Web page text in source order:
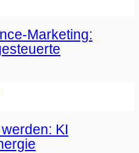
Marketing:
KI